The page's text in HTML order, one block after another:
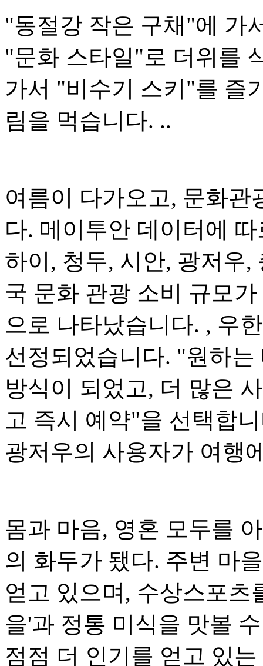
"동절강 작은 구채"에 가
"문화 스타일"로 더위를
가서 "비수기 스키"를 즐
림을 먹습니다. ..
여름이 다가오고, 문화
다. 메이투안 데이터에
하이, 청두, 시안, 광저우,
국 문화 관광 소비 규모
으로 나타났습니다. , 우
선정되었습니다. "원하
방식이 되었고, 더 많은
고 즉시 예약"을 선택합
광저우의 사용자가 여행
몸과 마음, 영혼 모두를
의 화두가 됐다. 주변 마
얻고 있으며, 수상스포츠
을'과 정통 미식을 맛볼
점점 더 인기를 얻고 있